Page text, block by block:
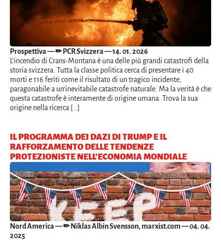
Prospettiva— ✏ PCR Svizzera — 14. 01. 2026
L’incendio di Crans-Montana è una delle più grandi catastrofi della
storia svizzera. Tutta la classe politica cerca di presentare i 40
morti e 116 feriti come il risultato di un tragico incidente,
paragonabile a un’inevitabile catastrofe naturale. Ma la verità è che
questa catastrofe è interamente di origine umana. Trova la sua
origine nella ricerca […]
IL PROGRAMMA DEI DAZI DI TRUMP E IL
RAFFORZAMENTO DELLE TENDENZE
PROTEZIONISTE NELL’ECONOMIA MONDIALE
Nord America— ✏ Niklas Albin Svensson, marxist.com — 04. 04.
2025